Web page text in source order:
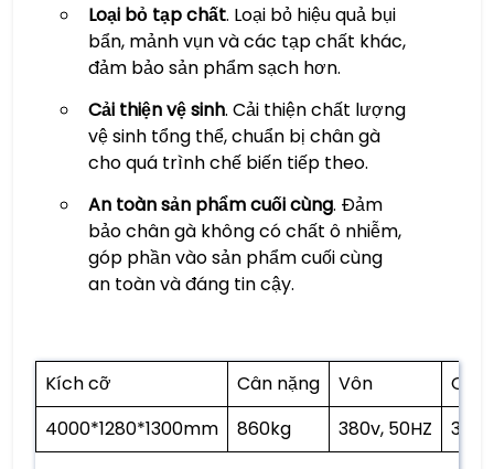
Loại bỏ tạp chất. Loại bỏ hiệu quả bụi
bẩn, mảnh vụn và các tạp chất khác,
đảm bảo sản phẩm sạch hơn.
Cải thiện vệ sinh. Cải thiện chất lượng
vệ sinh tổng thể, chuẩn bị chân gà
cho quá trình chế biến tiếp theo.
An toàn sản phẩm cuối cùng. Đảm
bảo chân gà không có chất ô nhiễm,
góp phần vào sản phẩm cuối cùng
an toàn và đáng tin cậy.
Kích cỡ Cân nặng Vôn
4000*1280*1300mm
860kg 380v, 50HZ